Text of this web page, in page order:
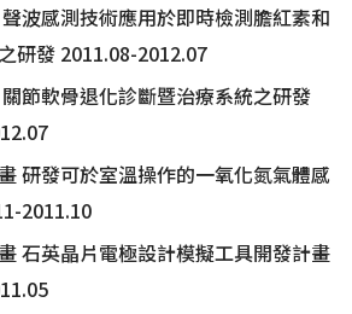
波感測技術應用於即時檢測膽紅素和
研發 2011.08-2012.07
節軟骨退化診斷暨治療系統之研發
研發可於室溫操作的一氧化氮氣體感
2011.10
石英晶片電極設計模擬工具開發計畫